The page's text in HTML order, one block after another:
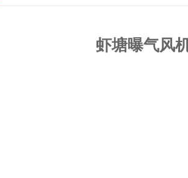
虾塘曝气风